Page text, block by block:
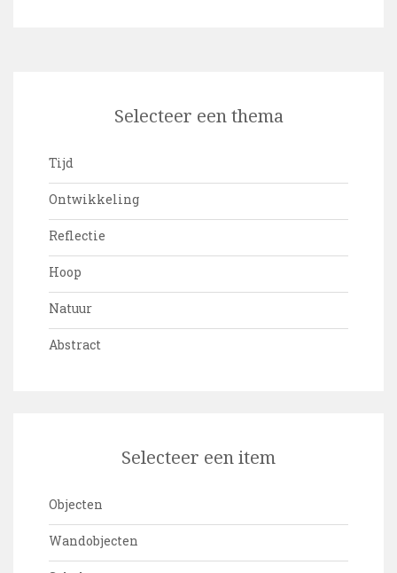
Selecteer een thema
Tijd
Ontwikkeling
Reflectie
Hoop
Natuur
Abstract
Selecteer een item
Objecten
Wandobjecten